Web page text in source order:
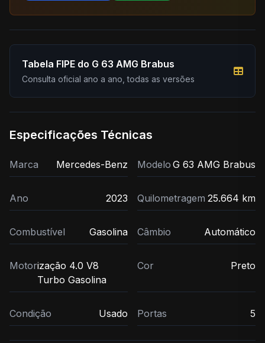
Tabela FIPE do G 63 AMG Brabus
Consulta oficial ano a ano, todas as versões
Especificações Técnicas
Marca Mercedes-Benz Modelo G 63 AMG Brabus
Ano 2023 Quilometragem 25.664 km
Combustível Gasolina Câmbio Automático
Motorização 4.0 V8
Turbo Gasolina
Cor Preto
Condição Usado Portas 5